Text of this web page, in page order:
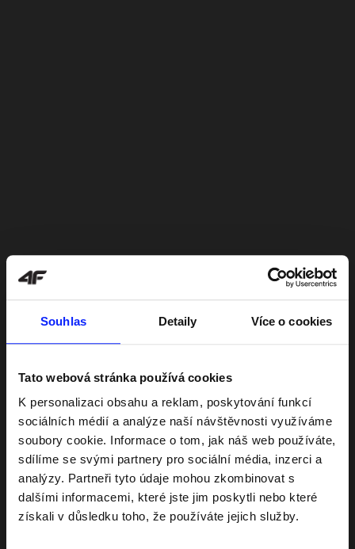
Souhlas Detaily Více o cookies
Tato webová stránka používá cookies
K personalizaci obsahu a reklam, poskytování funkcí
sociálních médií a analýze naší návštěvnosti využíváme
soubory cookie. Informace o tom, jak náš web používáte,
sdílíme se svými partnery pro sociální média, inzerci a
analýzy. Partneři tyto údaje mohou zkombinovat s
dalšími informacemi, které jste jim poskytli nebo které
získali v důsledku toho, že používáte jejich služby.